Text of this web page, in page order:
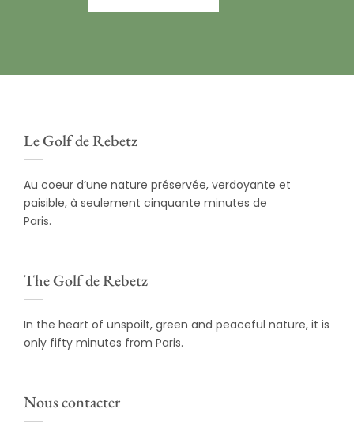
Le Golf de Rebetz
Au coeur d’une nature préservée, verdoyante et
paisible, à seulement cinquante minutes de
Paris.
The Golf de Rebetz
In the heart of unspoilt, green and peaceful nature, it is
only fifty minutes from Paris.
Nous contacter